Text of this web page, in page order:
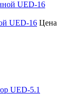
UED-16 Цена